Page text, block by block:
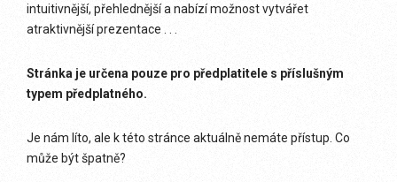
intuitivnější, přehlednější a nabízí možnost vytvářet
atraktivnější prezentace . . .
Stránka je určena pouze pro předplatitele s příslušným
typem předplatného.
Je nám líto, ale k této stránce aktuálně nemáte přístup. Co
může být špatně?